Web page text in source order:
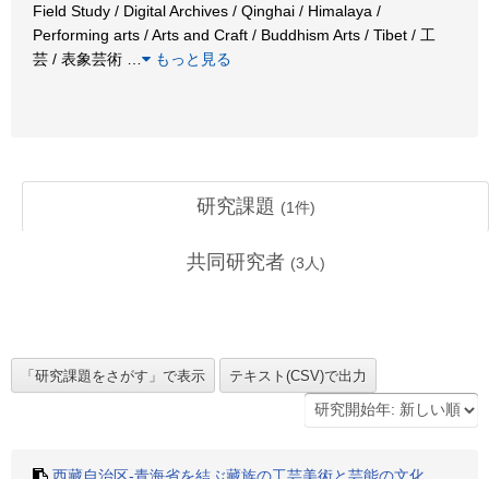
Field Study / Digital Archives / Qinghai / Himalaya /
Performing arts / Arts and Craft / Buddhism Arts / Tibet / 工
芸 / 表象芸術
もっと見る
研究課題 (1件)
共同研究者 (3 人)